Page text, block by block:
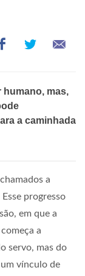
humano, mas,
a caminhada
a
progresso
em que a
começa a
servo, mas do
vínculo de